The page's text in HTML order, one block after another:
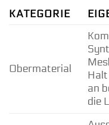
KATEGORIE
Obermaterial
an
die